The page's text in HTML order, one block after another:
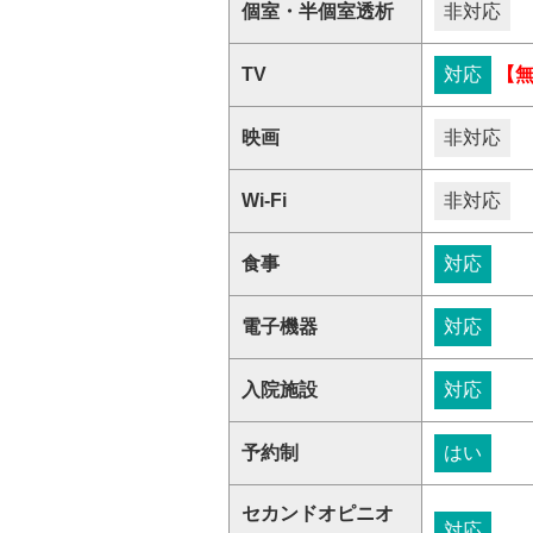
個室・半個室透析 非対応
TV 対応 【
映画 非対応
Wi-Fi 非対応
食事 対応
電子機器 対応
入院施設 対応
予約制 はい
セカンドオピニオ